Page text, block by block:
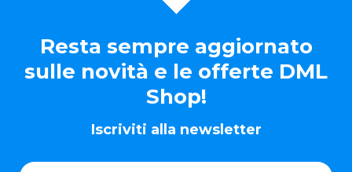
Resta sempre aggiornato
sulle novità e le offerte DML
Shop!
Iscriviti alla newsletter